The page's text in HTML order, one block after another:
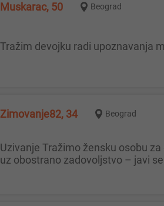
Muskarac, 50 Beograd
Tražim devojku radi upoznavanja
Zimovanje82, 34 Beograd
Uzivanje Tražimo žensku osobu za opušteno druženje u troje 😊 Ako si otvorena, voliš dobru energiju i želiš prijatno iskustvo
uz obostrano zadovoljstvo – javi